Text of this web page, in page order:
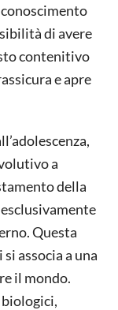
di avere
contenitivo
e apre
a
della
Questa
associa a una
il mondo.